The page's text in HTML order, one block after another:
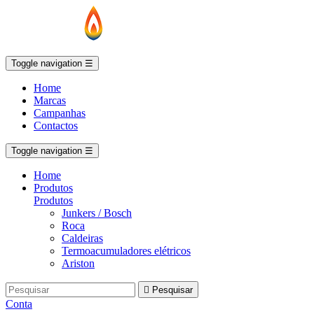
Toggle navigation ☰
Home
Marcas
Campanhas
Contactos
Toggle navigation ☰
Home
Produtos
Produtos
Junkers / Bosch
Roca
Caldeiras
Termoacumuladores elétricos
Ariston
 Pesquisar
Conta